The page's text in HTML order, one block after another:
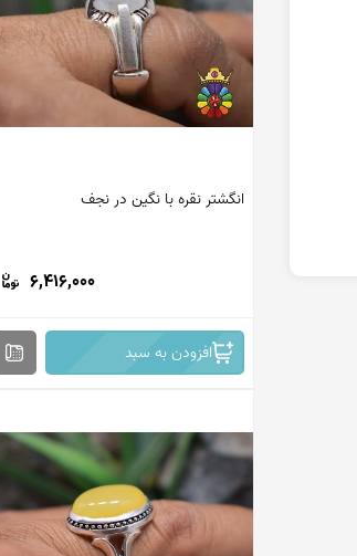
عقیق یمن بنفش
عقیق یمن قرمز
استیک اگات
عقیق عسلی
انگشتر نقره با نگین در نجف
6,416,000
افزودن به سبد